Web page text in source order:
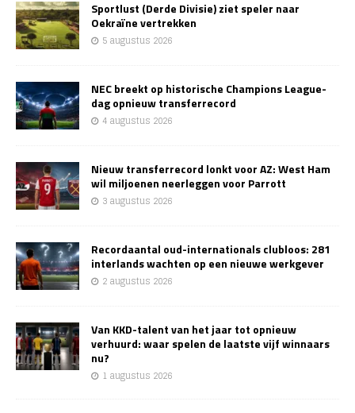
Sportlust (Derde Divisie) ziet speler naar
Oekraïne vertrekken
5 augustus 2026
NEC breekt op historische Champions League-
dag opnieuw transferrecord
4 augustus 2026
Nieuw transferrecord lonkt voor AZ: West Ham
wil miljoenen neerleggen voor Parrott
3 augustus 2026
Recordaantal oud-internationals clubloos: 281
interlands wachten op een nieuwe werkgever
2 augustus 2026
Van KKD-talent van het jaar tot opnieuw
verhuurd: waar spelen de laatste vijf winnaars
nu?
1 augustus 2026